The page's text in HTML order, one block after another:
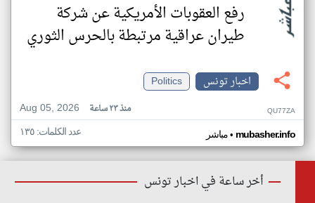
رفع العقوبات الأمريكية عن شركة
طيران عراقية مرتبطة بالحرس الثوري
اخبار تونس
Politics
Aug 05, 2026
منذ ٢٣ ساعة QU77ZA
مباشر• mubasher.info عدد الكلمات: ١٣٥
أخر ساعة في اخبار تونس